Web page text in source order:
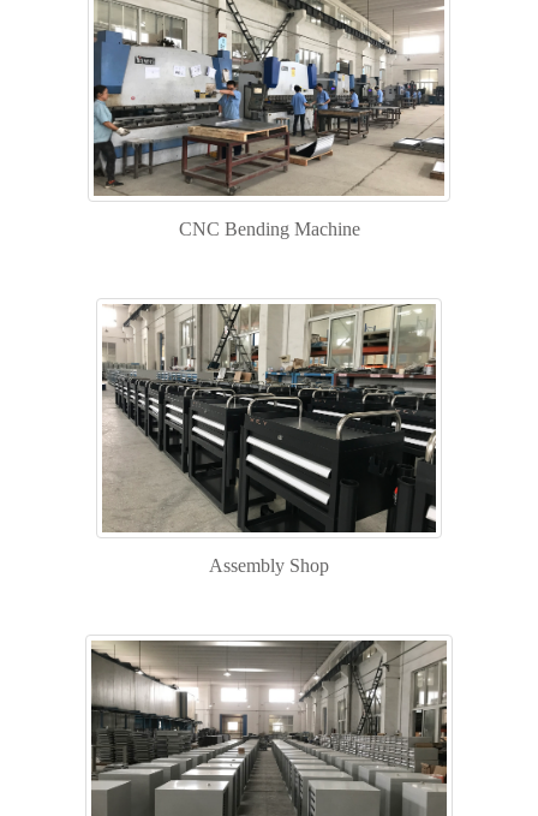
CNC Bending Machine
Assembly Shop